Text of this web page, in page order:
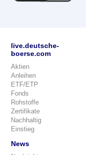
live.deutsche-
boerse.com
Aktien
Anleihen
ETF/ETP
Fonds
Rohstoffe
Zertifikate
Nachhaltig
Einstieg
News